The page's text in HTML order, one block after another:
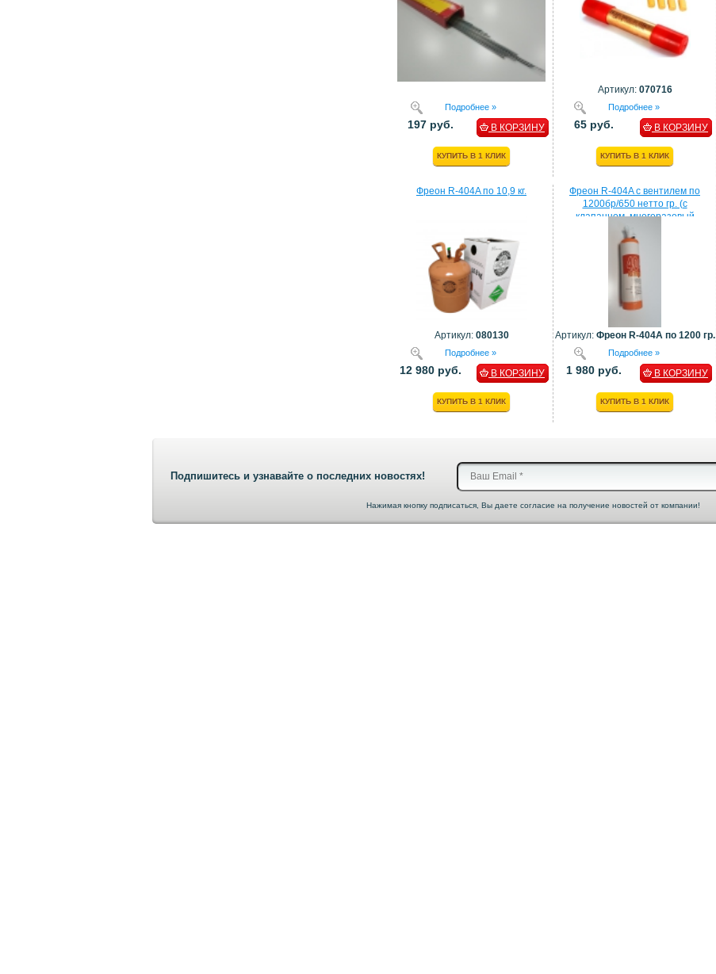
Подробнее »
197 руб. В КОРЗИНУ
КУПИТЬ В 1 КЛИК
Артикул: 070716
Подробнее »
65 руб. В КОРЗИНУ
КУПИТЬ В 1 КЛИК
Фреон R-404A по 10,9 кг.
Артикул: 080130
Подробнее »
12 980 руб. В КОРЗИНУ
КУПИТЬ В 1 КЛИК
Фреон R-404A с вентилем по
1200бр/650 нетто гр. (с
клапанном, многоразовый
балон)
Артикул: Фреон R-404A по 1200 гр.
Подробнее »
1 980 руб. В КОРЗИНУ
КУПИТЬ В 1 КЛИК
Подпишитесь и узнавайте о последних новостях!
Нажимая кнопку подписаться, Вы даете согласие на получение новостей от компании!